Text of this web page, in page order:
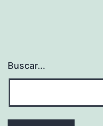
Buscar...